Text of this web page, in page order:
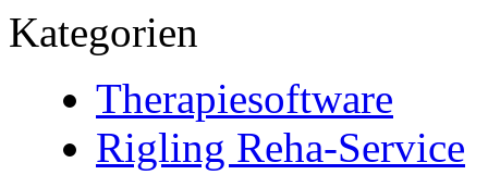
Kategorien
Therapiesoftware
Rigling Reha-Service